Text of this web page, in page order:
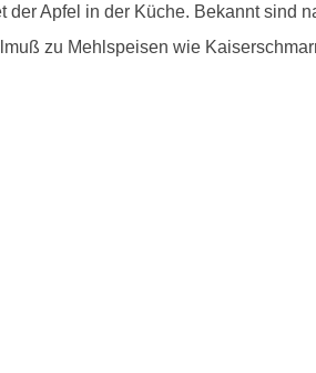
der Apfel in der Küche. Bekannt sind
zu Mehlspeisen wie